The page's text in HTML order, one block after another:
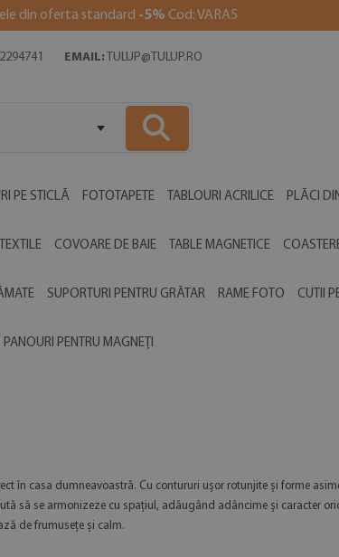
din oferta standard -5% Cod: VARA5
EMAIL: TULUP@TULUP.RO
PE STICLĂ FOTOTAPETE TABLOURI ACRILICE PLĂCI
COVOARE DE BAIE TABLE MAGNETICE
SUPORTURI PENTRU GRĂTAR RAME FOTO CUTII
PANOURI PENTRU MAGNEȚI
în casa dumneavoastră. Cu contururi ușor rotunjite și forme
să se armonizeze cu spațiul, adăugând adâncime și caracter
de frumusețe și calm.